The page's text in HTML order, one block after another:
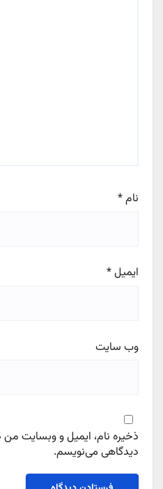
نام*
ایمیل*
وب‌ سایت
ذخیره نام، ایمیل و وبسایت من
دیدگاهی می‌نویسم.